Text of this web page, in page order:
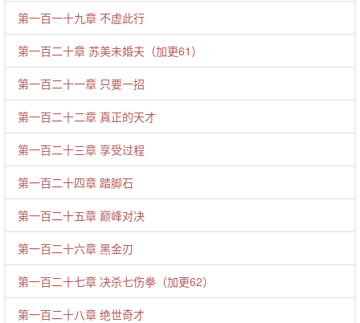
第一百一十九章 不虚此行
第一百二十章 苏美未婚夫（加更61）
第一百二十一章 只要一招
第一百二十二章 真正的天才
第一百二十三章 享受过程
第一百二十四章 踏脚石
第一百二十五章 巅峰对决
第一百二十六章 黑金刃
第一百二十七章 决杀七伤拳（加更62）
第一百二十八章 绝世奇才